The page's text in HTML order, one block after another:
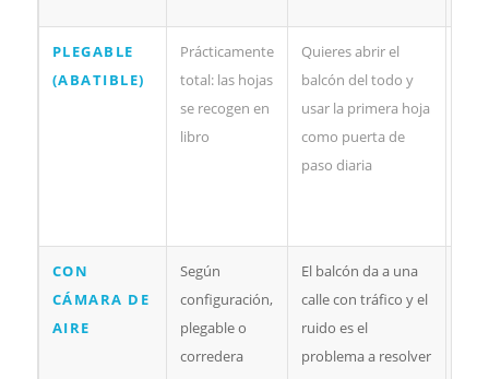
PLEGABLE
(ABATIBLE)
Prácticamente
total: las hojas
se recogen en
libro
Quieres abrir el
balcón del todo y
usar la primera hoja
como puerta de
paso diaria
CON
CÁMARA DE
AIRE
Según
configuración,
plegable o
corredera
El balcón da a una
calle con tráfico y el
ruido es el
problema a resolver